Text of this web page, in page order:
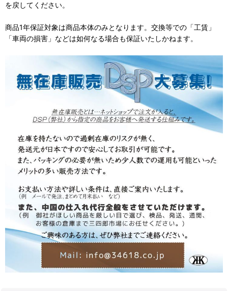
を戻してください。
商品1年保証対象は商品本体のみとなります。交換等での「工賃」
「車両の損害」などは如何なる場合も保証いたしかねます。